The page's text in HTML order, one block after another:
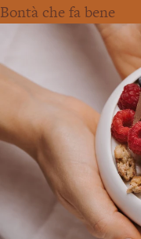
Bontà che fa bene